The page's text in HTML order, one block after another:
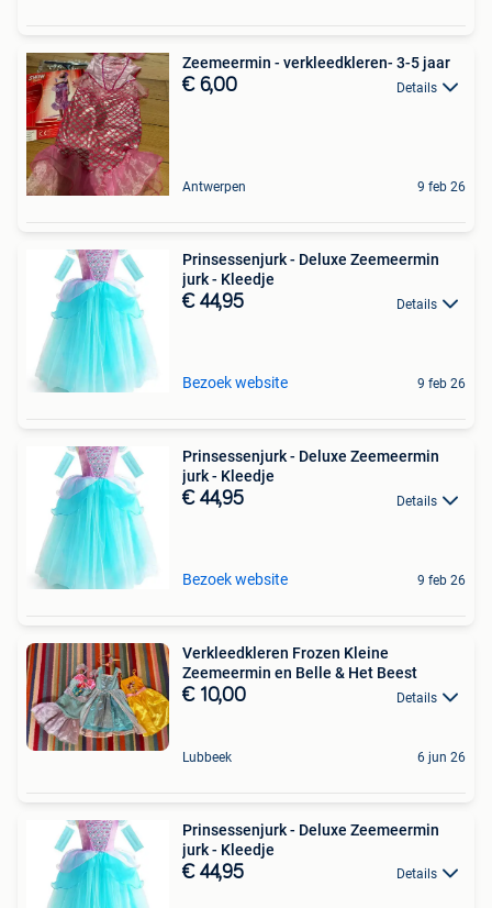
Zeemeermin - verkleedkleren- 3-5 jaar
€ 6,00 Details
Antwerpen 9 feb 26
Prinsessenjurk - Deluxe Zeemeermin
jurk - Kleedje
€ 44,95 Details
Bezoek website 9 feb 26
Prinsessenjurk - Deluxe Zeemeermin
jurk - Kleedje
€ 44,95 Details
Bezoek website 9 feb 26
Verkleedkleren Frozen Kleine
Zeemeermin en Belle & Het Beest
€ 10,00 Details
Lubbeek 6 jun 26
Prinsessenjurk - Deluxe Zeemeermin
jurk - Kleedje
€ 44,95 Details